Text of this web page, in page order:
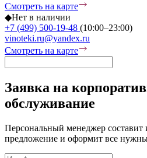
Смотреть на карте
◆Нет в наличии
+7 (499) 500-19-48 (10:00–23:00)
vinoteki.ru@yandex.ru
Смотреть на карте
Заявка на
обслуживание
Персональный менеджер составит
предложение и оформит все